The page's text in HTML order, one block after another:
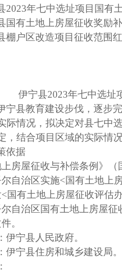
2023年七中选址项目国有
国有土地上房屋征收奖励
棚户区改造项目征收范围
伊宁县2023年七中选址
宁县教育建设步伐，逐步
际情况，拟决定对县七中
，结合项目 区域的实际情
依据
上房屋征收与补偿条例》
尔自治区实施<国有土地上
<国有土地上房屋征收评估
尔自治区国有土地上房屋
。
伊宁县人民政府。
伊宁县住房和城乡建设局